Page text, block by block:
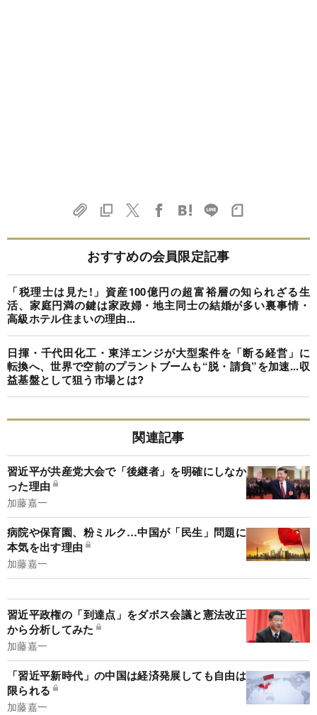
おすすめの会員限定記事
「税理士は見た!」資産100億円の超富裕層の知られざる生
活、家庭円満の鍵は家政婦・地主同士の結婚が多い裏事情・
高級ホテル住まいの理由...
日揮・千代田化工・東洋エンジが大型案件を「断る経営」に
転換へ、世界で空前のプラントブームも“脱・請負”を加速...収
益基盤として狙う市場とは?
関連記事
習近平が共産党大会で「後継者」を明確にしなか
った理由
加藤嘉一
病院や保育園、粉ミルク…中国が「民生」問題に
本気を出す理由
加藤嘉一
習近平政権の「到達点」をダボス会議と憲法改正
から分析してみた
加藤嘉一
「習近平新時代」の中国は経済発展しても自由は
限られる
加藤嘉一